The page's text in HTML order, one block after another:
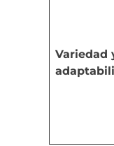
Variedad